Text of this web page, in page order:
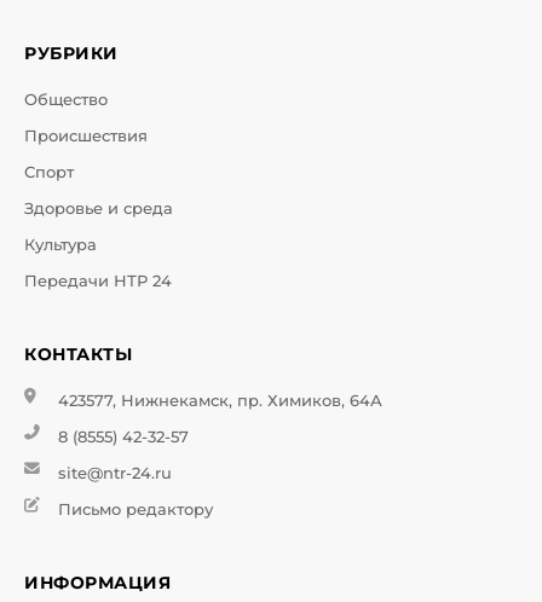
РУБРИКИ
Общество
Происшествия
Спорт
Здоровье и среда
Культура
Передачи НТР 24
КОНТАКТЫ
423577, Нижнекамск, пр. Химиков, 64А
8 (8555) 42-32-57
site@ntr-24.ru
Письмо редактору
ИНФОРМАЦИЯ